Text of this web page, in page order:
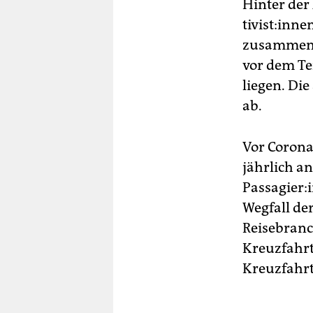
Hinter der
vor dem
liegen.
ab.
Vor
jährlich
Wegfall